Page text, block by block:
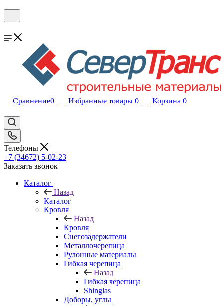
Сравнение0 Избранные товары 0 Корзина 0
Телефоны
+7 (34672) 5-02-23
Заказать звонок
Каталог
Назад
Каталог
Кровля
Назад
Кровля
Снегозадержатели
Металлочерепица
Рулонные материалы
Гибкая черепица
Назад
Гибкая черепица
Shinglas
Доборы, углы